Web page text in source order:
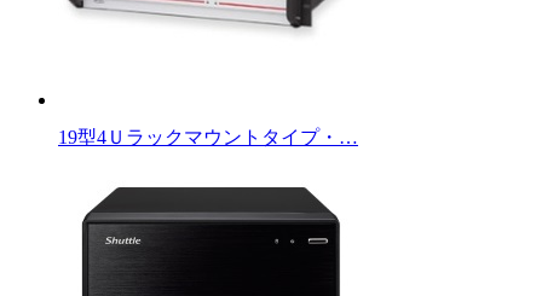
19型4Ｕラックマウントタイプ・…